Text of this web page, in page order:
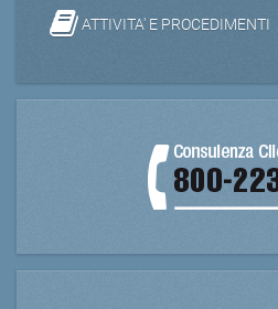
ATTIVITA' E PROCEDIMENTI